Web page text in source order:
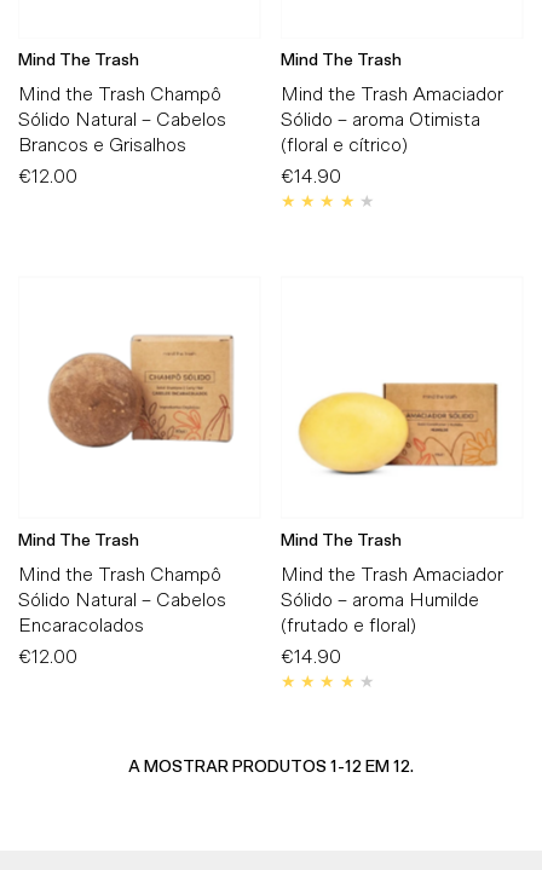
Mind The Trash
Mind the Trash Champô
Sólido Natural – Cabelos
Brancos e Grisalhos
Preço
€12.00
Mind The Trash
Mind the Trash Amaciador
Sólido – aroma Otimista
(floral e cítrico)
Preço
Normal
€14.90
Mind The Trash
Mind the Trash Champô
Sólido Natural – Cabelos
Encaracolados
Preço
€12.00
Mind The Trash
Mind the Trash Amaciador
Sólido – aroma Humilde
(frutado e floral)
Preço
Normal
€14.90
A MOSTRAR PRODUTOS 1-12 EM 12.